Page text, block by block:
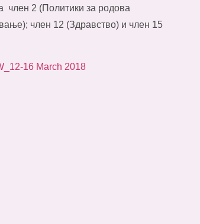
член 2 (Политики за родова
член 12 (Здравство) и член 15
16 March 2018